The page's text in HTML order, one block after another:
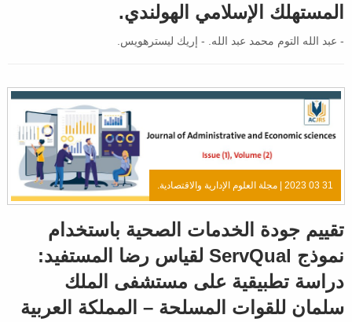
المستهلك الإسلامي الهولندي.
- عبد الله التوم محمد عبد الله. - إريك ليسترهويس.
31 03 2023 | مجلة العلوم الإدارية والاقتصادية.
تقييم جودة الخدمات الصحية باستخدام
نموذج ServQual لقياس رضا المستفيد:
دراسة تطبيقية على مستشفى الملك
سلمان للقوات المسلحة – المملكة العربية